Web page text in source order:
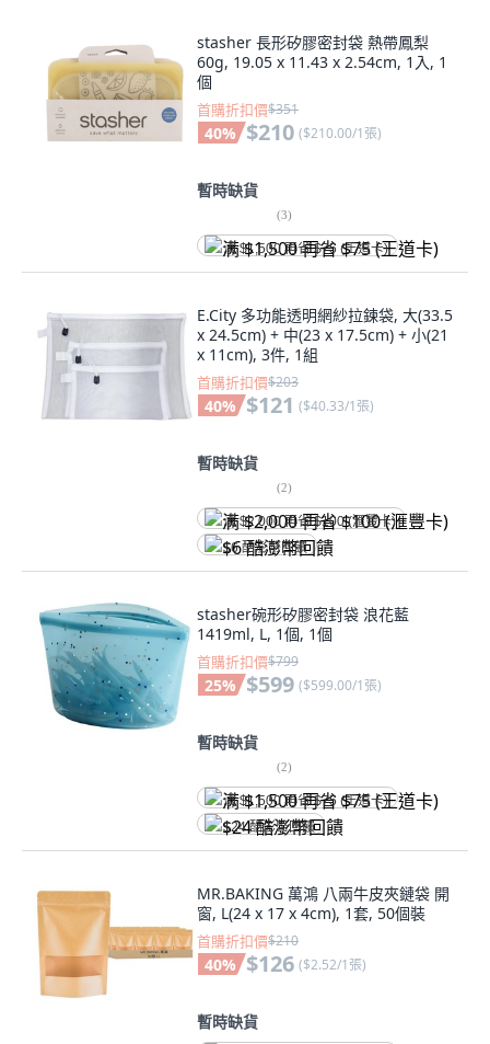
stasher 長形矽膠密封袋 熱帶鳳梨
60g, 19.05 x 11.43 x 2.54cm, 1入, 1
個
首購折扣價$351
40% $210 ($210.00/1張)
暫時缺貨
(3)
满 $1,500 再省 $75 (王道卡)
E.City 多功能透明網紗拉鍊袋, 大(33.5
x 24.5cm) + 中(23 x 17.5cm) + 小(21
x 11cm), 3件, 1組
首購折扣價$203
40% $121 ($40.33/1張)
暫時缺貨
(2)
满 $2,000 再省 $100 (滙豐卡)
$6 酷澎幣回饋
stasher碗形矽膠密封袋 浪花藍
1419ml, L, 1個, 1個
首購折扣價$799
25% $599 ($599.00/1張)
暫時缺貨
(2)
满 $1,500 再省 $75 (王道卡)
$24 酷澎幣回饋
MR.BAKING 萬鴻 八兩牛皮夾鏈袋 開
窗, L(24 x 17 x 4cm), 1套, 50個裝
首購折扣價$210
40% $126 ($2.52/1張)
暫時缺貨